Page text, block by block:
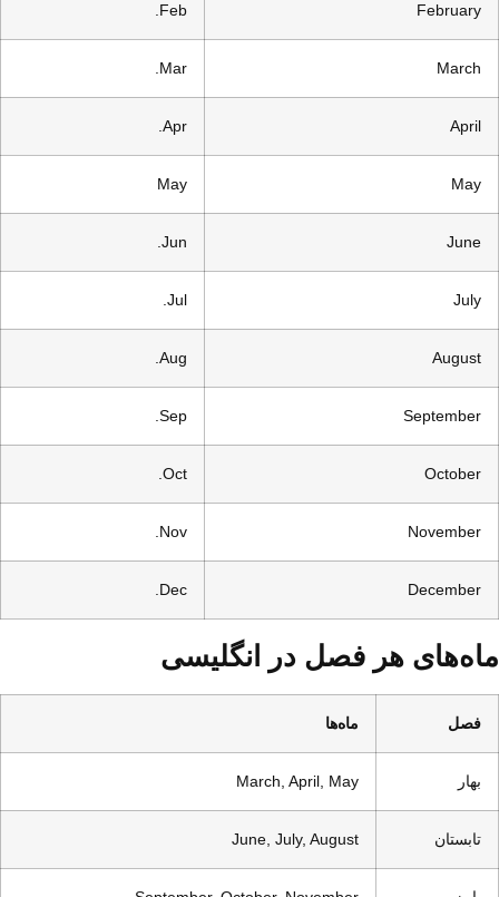
February
Feb.
March
Mar.
April
Apr.
May
May
June
Jun.
July
Jul.
August
Aug.
September
Sep.
October
Oct.
November
Nov.
December
Dec.
ماه‌های هر فصل در انگلیسی
فصل ماه‌ها
بهار March, April, May
تابستان June, July, August